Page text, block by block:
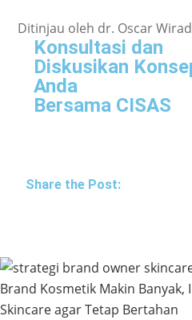
Ditinjau oleh dr. Oscar
Konsultasi dan
Diskusikan
Anda
Bersama CISAS
Share the Post:
Brand Kosmetik Makin
Skincare agar Tetap Bertahan